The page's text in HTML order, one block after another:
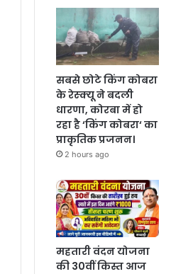
सबसे छोटे किंग कोबरा
के रेस्क्यू ने बदली
धारणा, कोरबा में हो
रहा है ‘किंग कोबरा‘ का
प्राकृतिक प्रजनन।
2 hours ago
महतारी वंदन योजना
की 30वीं किस्त आज